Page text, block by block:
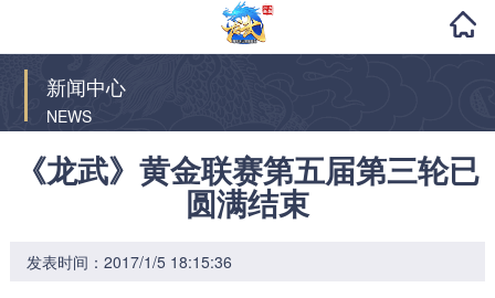
新闻中心
NEWS
《龙武》黄金联赛第五届第三轮已
圆满结束
发表时间：2017/1/5 18:15:36